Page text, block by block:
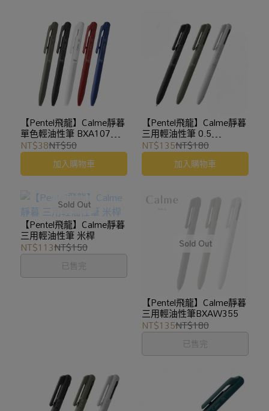
【Pentel飛龍】Calme靜暮
單色輕油性筆 BXA107
0.7mm
NT$38NT$50
加入購物車
【Pentel飛龍】Calme靜暮
三用輕油性筆 0.5
XBXAW355
NT$135NT$180
加入購物車
【Pentel飛龍】Calme靜暮
三用輕油性筆 米桿
NT$113NT$150
已售完
【Pentel飛龍】Calme靜暮
三用輕油性筆BXAW355
NT$135NT$180
已售完